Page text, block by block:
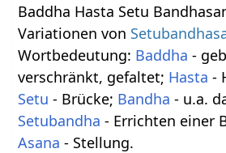
Baddha Hasta Setu
Variationen von
Wortbedeutung: Baddha -
verschränkt, gefaltet; Hasta -
Setu - Brücke; Bandha - u.a.
Setubandha - Errichten einer
Asana - Stellung.